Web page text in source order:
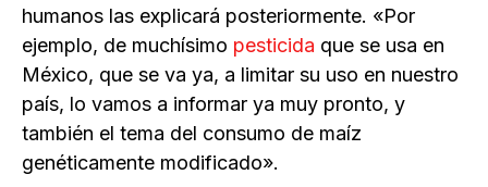
humanos las explicará posteriormente. «Por
ejemplo, de muchísimo pesticida que se usa en
México, que se va ya, a limitar su uso en nuestro
país, lo vamos a informar ya muy pronto, y
también el tema del consumo de maíz
genéticamente modificado».